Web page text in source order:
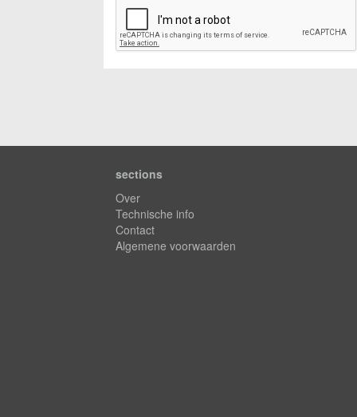
sections
Over
Technische info
Contact
Algemene voorwaarden